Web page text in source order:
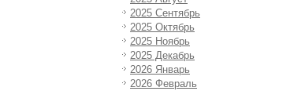
2025 Сентябрь
2025 Октябрь
2025 Ноябрь
2025 Декабрь
2026 Январь
2026 Февраль